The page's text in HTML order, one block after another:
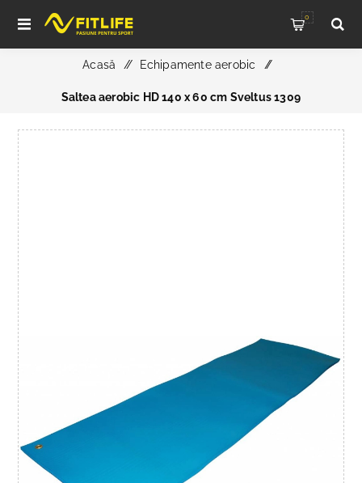
0
Acasă / Echipamente aerobic /
Saltea aerobic HD 140 x 60 cm Sveltus 1309